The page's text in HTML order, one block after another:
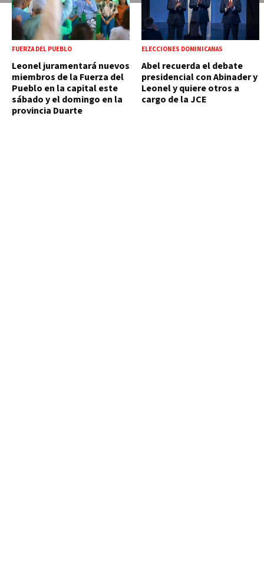
FUERZA DEL PUEBLO
Leonel juramentará nuevos
miembros de la Fuerza del
Pueblo en la capital este
sábado y el domingo en la
provincia Duarte
ELECCIONES DOMINICANAS
Abel recuerda el debate
presidencial con Abinader y
Leonel y quiere otros a
cargo de la JCE